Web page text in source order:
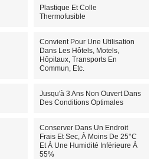
Plastique Et Colle
Thermofusible
Convient Pour Une Utilisation
Dans Les Hôtels, Motels,
Hôpitaux, Transports En
Commun, Etc.
Jusqu'à 3 Ans Non Ouvert Dans
Des Conditions Optimales
Conserver Dans Un Endroit
Frais Et Sec, À Moins De 25°C
Et À Une Humidité Inférieure À
55%